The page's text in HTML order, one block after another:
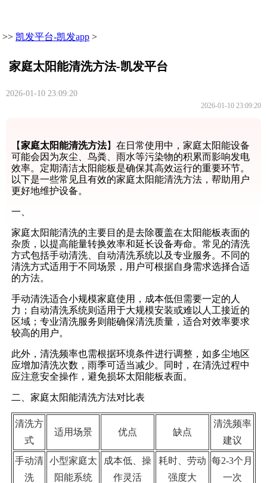
>> 凯发平台-凯发app >
家庭太阳能清洗方法-凯发平台
2026-01-10 23:09:20
2026-01-10 23:09:20
【家庭太阳能清洗方法】在日常使用中，家庭太阳能设备
可能会因为灰尘、鸟粪、雨水等污染物的积累而影响发电
效率。定期清洁太阳能板是确保其高效运行的重要环节。
以下是一些常见且有效的家庭太阳能清洗方法，帮助用户
更好地维护设备。
一、
家庭太阳能清洗的主要目的是去除覆盖在太阳能板表面的
杂质，以提高能量转换效率和延长设备寿命。常见的清洗
方式包括手动清洗、自动清洗系统以及专业服务。不同的
清洗方式适用于不同场景，用户可根据自身需求选择合适
的方法。
手动清洗适合小规模家庭使用，成本低但需要一定的人
力；自动清洗系统则适用于大规模安装或难以人工接近的
区域；专业清洗服务则能确保清洗质量，适合对效率要求
较高的用户。
此外，清洗频率也需根据环境条件进行调整，如多尘地区
应增加清洗次数，雨季可适当减少。同时，在清洗过程中
应注意安全操作，避免损坏太阳能板表面。
二、家庭太阳能清洗方法对比表
清洗方
式
适用场景 优点 缺点
清洗频率
建议
手动清
洗
小型家庭太
阳能系统
成本低、操
作灵活
耗时、劳动
强度大
每2-3个月
一次